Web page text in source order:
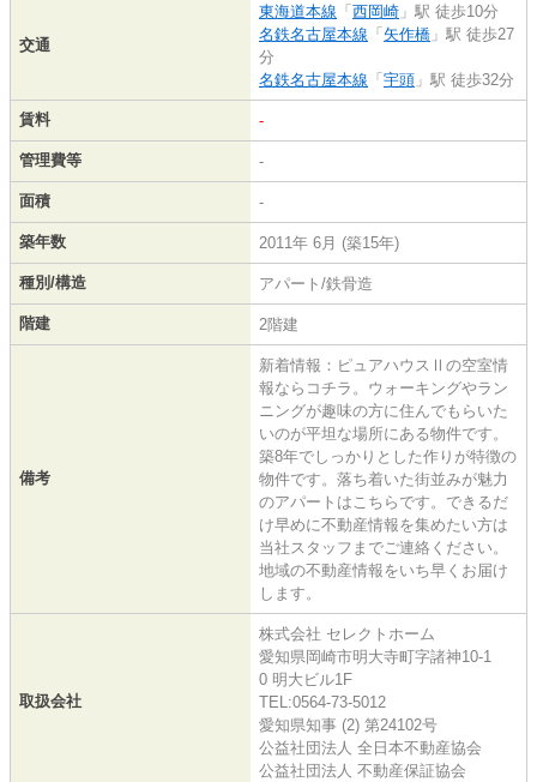
交通
東海道本線 「 西岡崎 」駅 徒歩10分
名鉄名古屋本線 「 矢作橋 」駅 徒歩27
分
名鉄名古屋本線 「 宇頭 」駅 徒歩32分
賃料 -
管理費等 -
面積 -
築年数 2011年 6月 (築15年)
種別/構造 アパート/鉄骨造
階建 2階建
備考
新着情報：ピュアハウスⅡの空室情
報ならコチラ。ウォーキングやラン
ニングが趣味の方に住んでもらいた
いのが平坦な場所にある物件です。
築8年でしっかりとした作りが特徴の
物件です。落ち着いた街並みが魅力
のアパートはこちらです。できるだ
け早めに不動産情報を集めたい方は
当社スタッフまでご連絡ください。
地域の不動産情報をいち早くお届け
します。
取扱会社
株式会社 セレクトホーム
愛知県岡崎市明大寺町字諸神10-1
0 明大ビル1F
TEL:0564-73-5012
愛知県知事 (2) 第24102号
公益社団法人 全日本不動産協会
公益社団法人 不動産保証協会